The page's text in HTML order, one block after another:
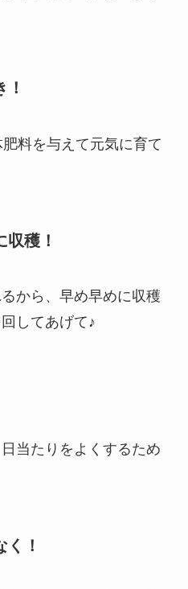
料を与えて元気に育て
穫！
から、早め早めに収穫
してあげて♪
当たりをよくするため
！